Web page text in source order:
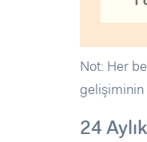
Not: Her
gelişiminin
24